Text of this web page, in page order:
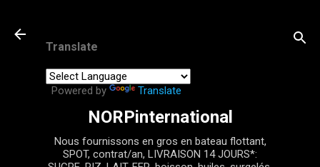
Translate
Powered by Translate
NORPinternational
Nous fournissons en gros en bateau flottant,
SPOT, contrat/an, LIVRAISON 14 JOURS*: